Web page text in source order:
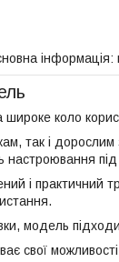
інформація:
коло
так і
і практичний
модель
свої